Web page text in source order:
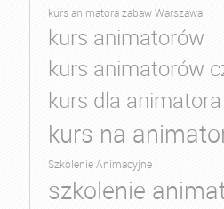
kurs animatora zabaw Warszawa
kurs animatorów
kurs animatorów
kurs dla animatora
kurs na
Szkolenie Animacyjne
szkolenie